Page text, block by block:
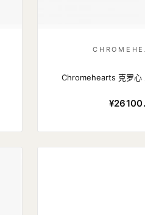
Chromehearts 克罗心